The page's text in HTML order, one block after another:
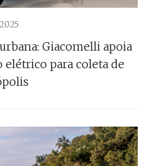
Giacomelli apoia
para coleta de